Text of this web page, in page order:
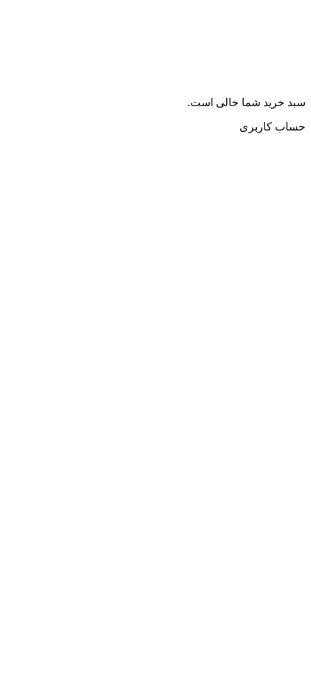
سبد خرید شما خالی است.
حساب کاربری